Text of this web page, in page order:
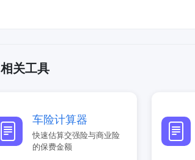
相关工具
车险计算器
快速估算交强险与商业险
的保费金额